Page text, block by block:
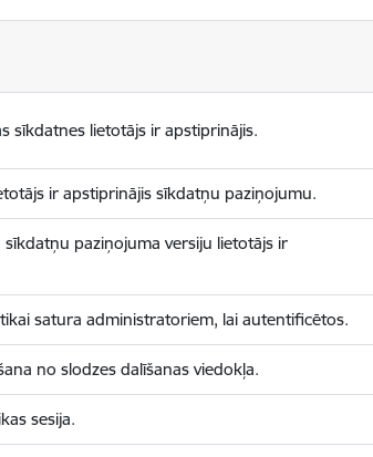
sīkdatnes lietotājs ir apstiprinājis.
ir apstiprinājis sīkdatņu paziņojumu.
paziņojuma versiju lietotājs ir
satura administratoriem, lai autentificētos.
no slodzes dalīšanas viedokļa.
sesija.